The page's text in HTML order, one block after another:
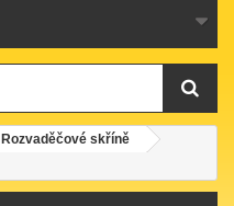
Rozvaděčové skříně